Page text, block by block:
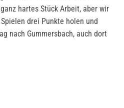
hartes Stück Arbeit, aber wir
drei Punkte holen und
nach Gummersbach, auch dort